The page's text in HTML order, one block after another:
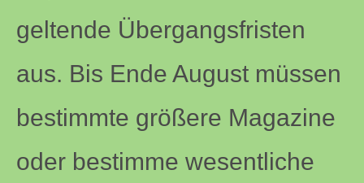
geltende Übergangsfristen
aus. Bis Ende August müssen
bestimmte größere Magazine
oder bestimme wesentliche